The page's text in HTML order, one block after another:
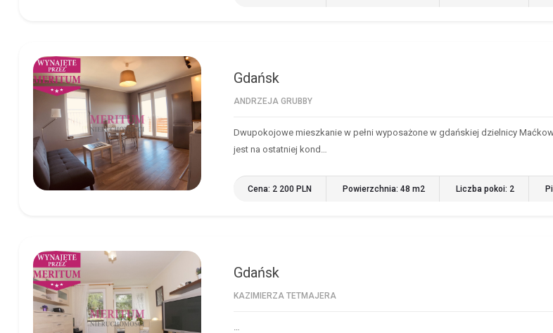
GDAŃSK Gdańsk
ANDRZEJA GRUBBY
Dwupokojowe mieszkanie w pełni wyposażone w gdańskiej dzielnicy
jest na ostatniej kond…
Cena: 2 200 PLN Powierzchnia: 48 m2 Liczba pokoi: 2
GDAŃSK Gdańsk
KAZIMIERZA TETMAJERA
…